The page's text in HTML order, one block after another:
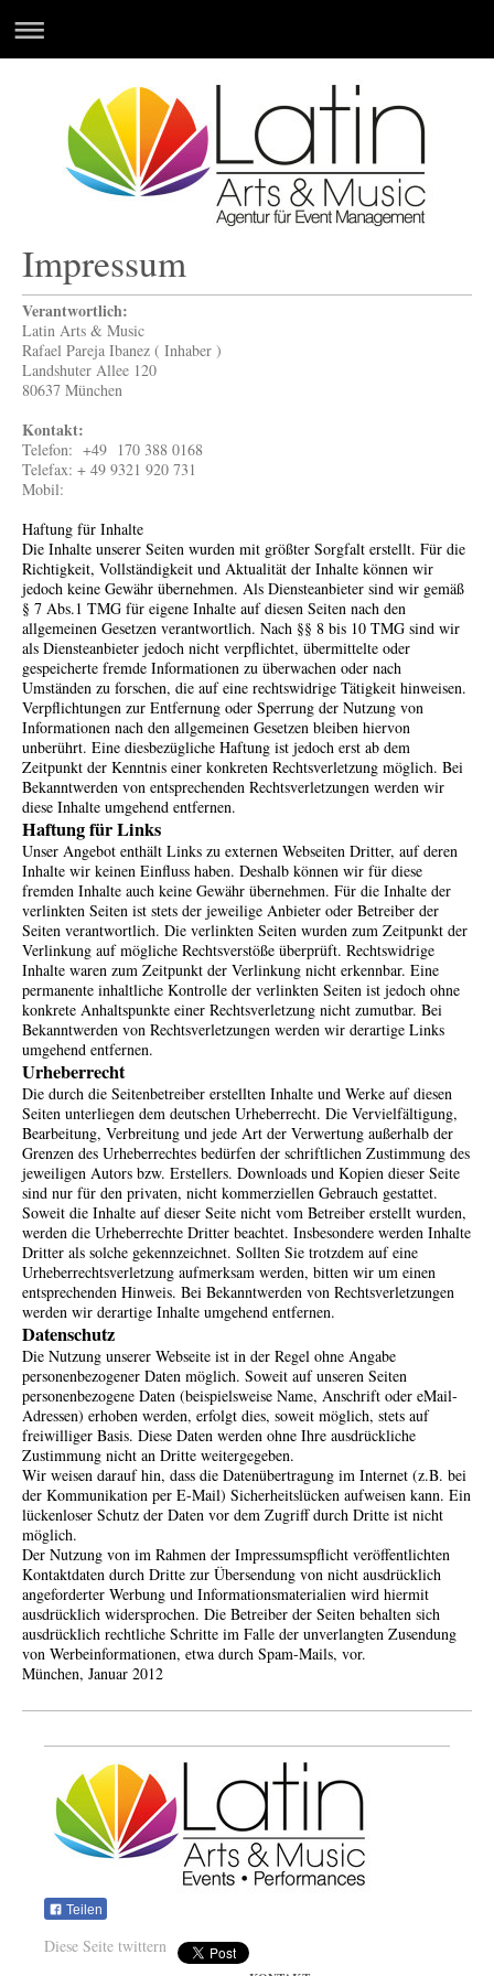
Impressum
Verantwortlich:
Latin Arts & Music
Rafael Pareja Ibanez ( Inhaber )
Landshuter Allee 120
80637 München
Kontakt:
Telefon: +49 170 388 0168
Telefax: + 49 9321 920 731
Mobil:
Haftung für Inhalte
Die Inhalte unserer Seiten wurden mit größter Sorgfalt erstellt. Für die
Richtigkeit, Vollständigkeit und Aktualität der Inhalte können wir
jedoch keine Gewähr übernehmen. Als Diensteanbieter sind wir gemäß
§ 7 Abs.1 TMG für eigene Inhalte auf diesen Seiten nach den
allgemeinen Gesetzen verantwortlich. Nach §§ 8 bis 10 TMG sind wir
als Diensteanbieter jedoch nicht verpflichtet, übermittelte oder
gespeicherte fremde Informationen zu überwachen oder nach
Umständen zu forschen, die auf eine rechtswidrige Tätigkeit hinweisen.
Verpflichtungen zur Entfernung oder Sperrung der Nutzung von
Informationen nach den allgemeinen Gesetzen bleiben hiervon
unberührt. Eine diesbezügliche Haftung ist jedoch erst ab dem
Zeitpunkt der Kenntnis einer konkreten Rechtsverletzung möglich. Bei
Bekanntwerden von entsprechenden Rechtsverletzungen werden wir
diese Inhalte umgehend entfernen.
Haftung für Links
Unser Angebot enthält Links zu externen Webseiten Dritter, auf deren
Inhalte wir keinen Einfluss haben. Deshalb können wir für diese
fremden Inhalte auch keine Gewähr übernehmen. Für die Inhalte der
verlinkten Seiten ist stets der jeweilige Anbieter oder Betreiber der
Seiten verantwortlich. Die verlinkten Seiten wurden zum Zeitpunkt der
Verlinkung auf mögliche Rechtsverstöße überprüft. Rechtswidrige
Inhalte waren zum Zeitpunkt der Verlinkung nicht erkennbar. Eine
permanente inhaltliche Kontrolle der verlinkten Seiten ist jedoch ohne
konkrete Anhaltspunkte einer Rechtsverletzung nicht zumutbar. Bei
Bekanntwerden von Rechtsverletzungen werden wir derartige Links
umgehend entfernen.
Urheberrecht
Die durch die Seitenbetreiber erstellten Inhalte und Werke auf diesen
Seiten unterliegen dem deutschen Urheberrecht. Die Vervielfältigung,
Bearbeitung, Verbreitung und jede Art der Verwertung außerhalb der
Grenzen des Urheberrechtes bedürfen der schriftlichen Zustimmung des
jeweiligen Autors bzw. Erstellers. Downloads und Kopien dieser Seite
sind nur für den privaten, nicht kommerziellen Gebrauch gestattet.
Soweit die Inhalte auf dieser Seite nicht vom Betreiber erstellt wurden,
werden die Urheberrechte Dritter beachtet. Insbesondere werden Inhalte
Dritter als solche gekennzeichnet. Sollten Sie trotzdem auf eine
Urheberrechtsverletzung aufmerksam werden, bitten wir um einen
entsprechenden Hinweis. Bei Bekanntwerden von Rechtsverletzungen
werden wir derartige Inhalte umgehend entfernen.
Datenschutz
Die Nutzung unserer Webseite ist in der Regel ohne Angabe
personenbezogener Daten möglich. Soweit auf unseren Seiten
personenbezogene Daten (beispielsweise Name, Anschrift oder eMail-
Adressen) erhoben werden, erfolgt dies, soweit möglich, stets auf
freiwilliger Basis. Diese Daten werden ohne Ihre ausdrückliche
Zustimmung nicht an Dritte weitergegeben.
Wir weisen darauf hin, dass die Datenübertragung im Internet (z.B. bei
der Kommunikation per E-Mail) Sicherheitslücken aufweisen kann. Ein
lückenloser Schutz der Daten vor dem Zugriff durch Dritte ist nicht
möglich.
Der Nutzung von im Rahmen der Impressumspflicht veröffentlichten
Kontaktdaten durch Dritte zur Übersendung von nicht ausdrücklich
angeforderter Werbung und Informationsmaterialien wird hiermit
ausdrücklich widersprochen. Die Betreiber der Seiten behalten sich
ausdrücklich rechtliche Schritte im Falle der unverlangten Zusendung
von Werbeinformationen, etwa durch Spam-Mails, vor.
München, Januar 2012
Teilen
Diese Seite twittern